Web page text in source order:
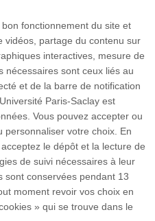
fonctionnement du site et
vidéos, partage du contenu sur
interactives, mesure de
nécessaires sont ceux liés au
et de la barre de notification
Paris-Saclay est
Vous pouvez accepter ou
personnaliser votre choix. En
le dépôt et la lecture de
de suivi nécessaires à leur
sont conservées pendant 13
moment revoir vos choix en
» qui se trouve dans le